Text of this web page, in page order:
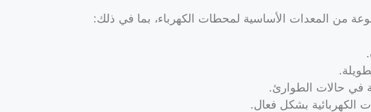
من المعدات الأساسية لمحطات الكهرباء، بما في ذلك:
في حالات الطوارئ.
الكهربائية بشكل فعال.